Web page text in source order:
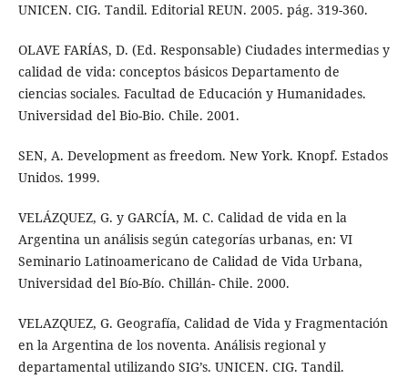
UNICEN. CIG. Tandil. Editorial REUN. 2005. pág. 319-360.
OLAVE FARÍAS, D. (Ed. Responsable) Ciudades intermedias y
calidad de vida: conceptos básicos Departamento de
ciencias sociales. Facultad de Educación y Humanidades.
Universidad del Bio-Bio. Chile. 2001.
SEN, A. Development as freedom. New York. Knopf. Estados
Unidos. 1999.
VELÁZQUEZ, G. y GARCÍA, M. C. Calidad de vida en la
Argentina un análisis según categorías urbanas, en: VI
Seminario Latinoamericano de Calidad de Vida Urbana,
Universidad del Bío-Bío. Chillán- Chile. 2000.
VELAZQUEZ, G. Geografía, Calidad de Vida y Fragmentación
en la Argentina de los noventa. Análisis regional y
departamental utilizando SIG’s. UNICEN. CIG. Tandil.